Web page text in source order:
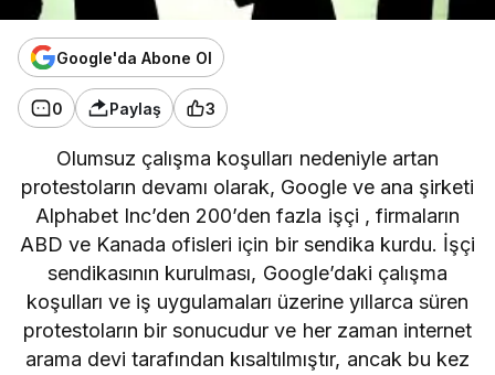
Google'da Abone Ol
0 Paylaş 3
Olumsuz çalışma koşulları nedeniyle artan
protestoların devamı olarak, Google ve ana şirketi
Alphabet Inc’den 200’den fazla işçi , firmaların
ABD ve Kanada ofisleri için bir sendika kurdu. İşçi
sendikasının kurulması, Google’daki çalışma
koşulları ve iş uygulamaları üzerine yıllarca süren
protestoların bir sonucudur ve her zaman internet
arama devi tarafından kısaltılmıştır, ancak bu kez